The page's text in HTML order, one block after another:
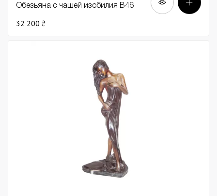
Обезьяна с чашей изобилия В46
32 200 ₴